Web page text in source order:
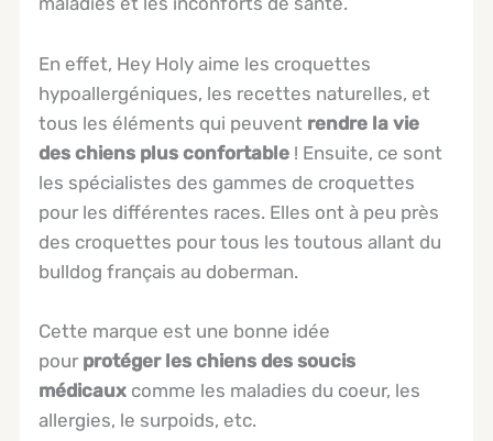
En effet, Hey Holy aime les croquettes
hypoallergéniques, les recettes naturelles, et
tous les éléments qui peuvent rendre la vie
des chiens plus confortable ! Ensuite, ce sont
les spécialistes des gammes de croquettes
pour les différentes races. Elles ont à peu près
des croquettes pour tous les toutous allant du
bulldog français au doberman.
Cette marque est une bonne idée
pour protéger les chiens des soucis
médicaux comme les maladies du coeur, les
allergies, le surpoids, etc.